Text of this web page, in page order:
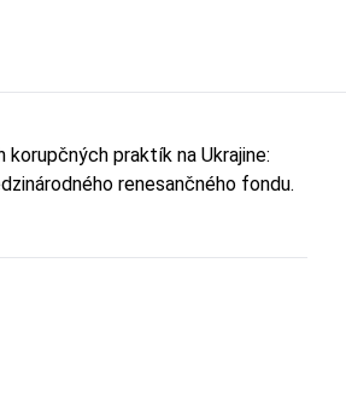
praktík na Ukrajine:
renesančného fondu.